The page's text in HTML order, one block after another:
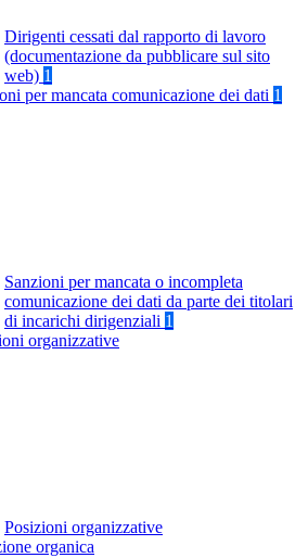
Dirigenti cessati dal rapporto di lavoro
(documentazione da pubblicare sul sito
web) 1
per mancata comunicazione dei dati 1
Sanzioni per mancata o incompleta
comunicazione dei dati da parte dei titolari
di incarichi dirigenziali 1
organizzative
Posizioni organizzative
organica